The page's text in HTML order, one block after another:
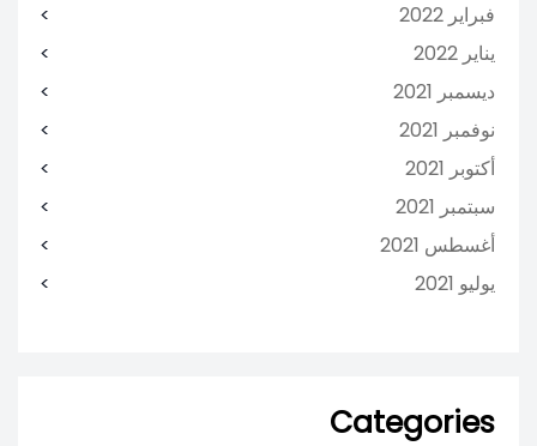
فبراير 2022
يناير 2022
ديسمبر 2021
نوفمبر 2021
أكتوبر 2021
سبتمبر 2021
أغسطس 2021
يوليو 2021
Categories